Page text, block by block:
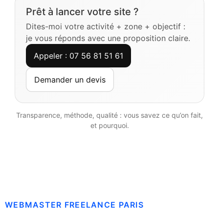
Prêt à lancer votre site ?
Dites-moi votre activité + zone + objectif :
je vous réponds avec une proposition claire.
Appeler : 07 56 81 51 61
Demander un devis
Transparence, méthode, qualité : vous savez ce qu’on fait,
et pourquoi.
WEBMASTER FREELANCE PARIS